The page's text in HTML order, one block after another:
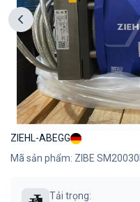
ZIEHL-ABEGG
Mã sản phẩm: ZIBE
Tải trọng: